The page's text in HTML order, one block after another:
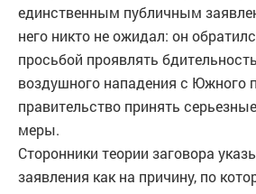
единственным публичным
него никто не ожидал: он
просьбой проявлять
воздушного нападения с Южного
правительство принять
меры.
Сторонники теории заговора
заявления как на причину, по